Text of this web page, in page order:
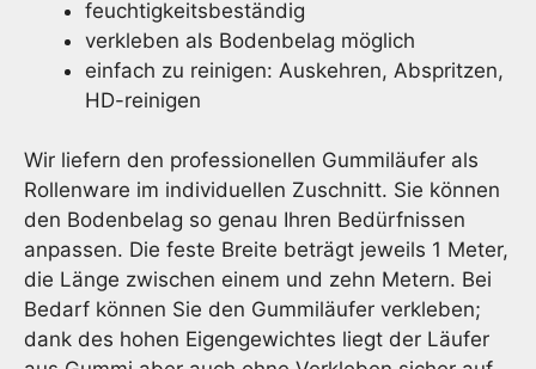
feuchtigkeitsbeständig
verkleben als Bodenbelag möglich
einfach zu reinigen: Auskehren, Abspritzen,
HD-reinigen
Wir liefern den professionellen Gummiläufer als
Rollenware im individuellen Zuschnitt. Sie können
den Bodenbelag so genau Ihren Bedürfnissen
anpassen. Die feste Breite beträgt jeweils 1 Meter,
die Länge zwischen einem und zehn Metern. Bei
Bedarf können Sie den Gummiläufer verkleben;
dank des hohen Eigengewichtes liegt der Läufer